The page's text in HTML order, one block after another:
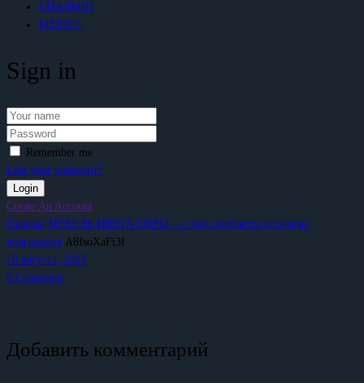
СПАЛЬНИ
БИЗНЕС
Sign in
Remember me
Lost your password?
Create An Account
Главная МЕБЕЛЬ ЦВЕТА ОХРЫ – с чем сочетается и почему
долговечна A8fsoXaFi3I
10 августа, 2023
0 Comments
Добавить комментарий